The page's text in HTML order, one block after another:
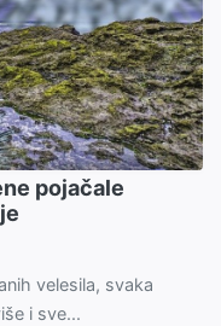
pojačale
velesila, svaka
i sve...